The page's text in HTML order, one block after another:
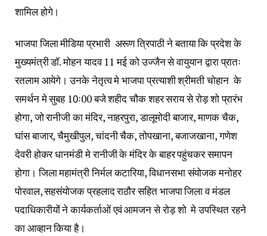
शामिल होगे।
भाजपा जिला मीडिया प्रभारी अरूण त्रिपाठी ने बताया कि प्रदेश के
मुख्यमंत्री डॉ. मोहन यादव 11 मई को उज्जैन से वायुयान द्वारा प्रातः
रतलाम आयेगे। उनके नेतृत्व मे भाजपा प्रत्याशी श्रीमती चोहान के
समर्थन मे सुबह 10ः00 बजे शहीद चौक शहर सराय से रोड़ शो प्रारंभ
होगा, जो रानीजी का मंदिर, नाहरपुरा, डालूमोदी बाजार, माणक चैक,
घांस बाजार, चैमुखीपुल, चांदनी चैक, तोपखाना, बजाजखाना, गणेश
देवरी होकर धानमंडी मे रानीजी के मंदिर के बाहर पहुंचकर समापन
होगा। जिला महामंत्री निर्मल कटारिया, विधानसभा संयोजक मनोहर
पोरवाल, सहसंयोजक प्रहलाद राठौर सहित भाजपा जिला व मंडल
पदाधिकारीयों ने कार्यकर्ताओं एवं आमजन से रोड़ शो मे उपस्थित रहने
का आव्हान किया है।